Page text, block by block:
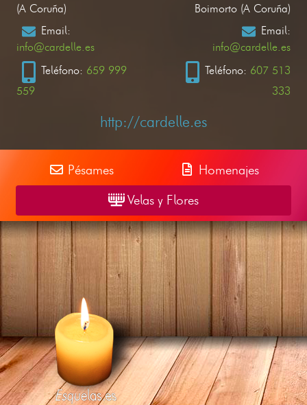
(A Coruña)
Email:
info@cardelle.es
Teléfono: 659 999
559
Boimorto (A Coruña)
Email:
info@cardelle.es
Teléfono: 607 513
333
http://cardelle.es
Pésames
Homenajes
Velas y Flores
Esquelas.es